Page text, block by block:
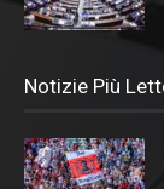
Notizie Più